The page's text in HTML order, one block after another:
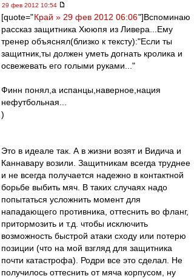
29 фев 2012 10:54
[quote="Край » 29 фев 2012 06:06"]Вспоминаю
рассказ защитника Хююпя из Ливера...Ему
тренер объяснял(близко к тексту):"Если ты
защитник,ты должен уметь догнать кролика и
освежевать его голыми руками..."
Финн понял,а испанцы,наверное,нация
нефутбольная...
)
Это в идеале так. А в жизни возят и Видича и
Каннавару возили. Защитникам всегда труднее
и не всегда получается надежно в контактной
борьбе выбить мяч. В таких случаях надо
попытаться усложнить момент для
нападающего противника, оттеснить во фланг,
притормозить и т.д. чтобы исключить
возможность быстрой атаки сходу или потерю
позиции (что на мой взгляд для защитника
почти катастрофа). Родри все это сделал. Не
получилось оттеснить от мяча корпусом, ну